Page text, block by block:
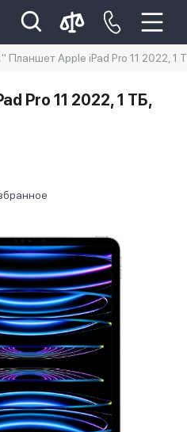
14
Планшет Apple iPad Pro 11 2022, 1
Pro 11 2022, 1 ТБ,